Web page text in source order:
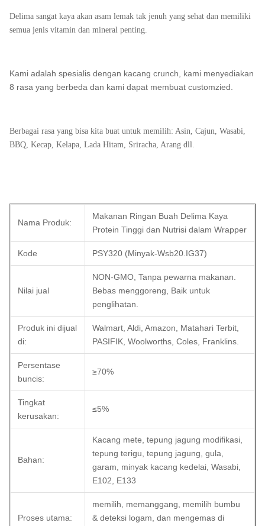
Delima sangat kaya akan asam lemak tak jenuh yang sehat dan memiliki
semua jenis vitamin dan mineral penting.
Kami adalah spesialis dengan kacang crunch, kami menyediakan
8 rasa yang berbeda dan kami dapat membuat customzied.
Berbagai rasa yang bisa kita buat untuk memilih: Asin, Cajun, Wasabi,
BBQ, Kecap, Kelapa, Lada Hitam, Sriracha, Arang dll.
Nama Produk:
Makanan Ringan Buah Delima Kaya
Protein Tinggi dan Nutrisi dalam Wrapper
Kode PSY320 (Minyak-Wsb20.IG37)
Nilai jual
NON-GMO, Tanpa pewarna makanan.
Bebas menggoreng, Baik untuk
penglihatan.
Produk ini dijual
di:
Walmart, Aldi, Amazon, Matahari Terbit,
PASIFIK, Woolworths, Coles, Franklins.
Persentase
buncis:
≥70%
Tingkat
kerusakan:
≤5%
Bahan:
Kacang mete, tepung jagung modifikasi,
tepung terigu, tepung jagung, gula,
garam, minyak kacang kedelai, Wasabi,
E102, E133
Proses utama:
memilih, memanggang, memilih bumbu
& deteksi logam, dan mengemas di